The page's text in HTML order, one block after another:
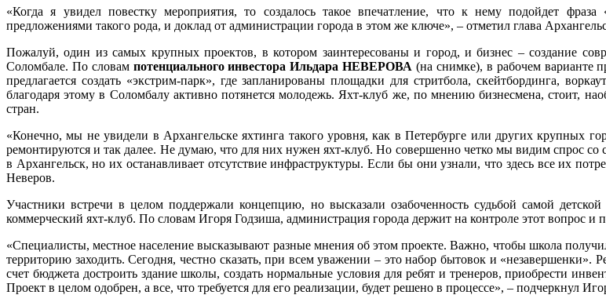
«Когда я увидел повестку мероприятия, то создалось такое впечатление, что к нему подойдет
предложениями такого рода, и доклад от администрации города в этом же ключе», – отметил глава
Пожалуй, один из самых крупных проектов, в котором заинтересованы и город, и бизнес – создание
Соломбале. По словам потенциального инвестора Ильдара НЕВЕРОВА (на снимке), в рабочем варианте
предлагается создать «экстрим-парк», где запланированы площадки для стритбола, скейтбординга,
благодаря этому в Соломбалу активно потянется молодежь. Яхт-клуб же, по мнению бизнесмена, стоит,
стран.
«Конечно, мы не увидели в Архангельске яхтинга такого уровня, как в Петербурге или других крупных
ремонтируются и так далее. Не думаю, что для них нужен яхт-клуб. Но совершенно четко мы видим спрос
в Архангельск, но их останавливает отсутствие инфраструктуры. Если бы они узнали, что здесь все их
Неверов.
Участники встречи в целом поддержали концепцию, но высказали озабоченность судьбой самой
коммерческий яхт-клуб. По словам Игоря Годзиша, администрация города держит на контроле этот вопрос и
«Специалисты, местное население высказывают разные мнения об этом проекте. Важно, чтобы школа
территорию заходить. Сегодня, честно сказать, при всем уважении – это набор бытовок и
счет бюджета достроить здание школы, создать нормальные условия для ребят и тренеров, приобрести
Проект в целом одобрен, а все, что требуется для его реализации, будет решено в процессе», – подчеркнул